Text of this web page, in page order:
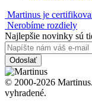
Martinus je
Nerobíme rozdiely
Najlepšie novinky sú
Odoslať
© 2000-2026
vyhradené.